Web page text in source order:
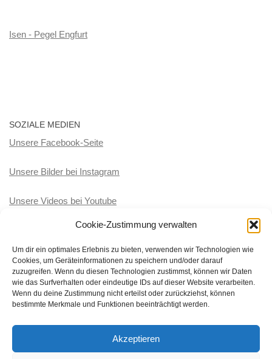
Cookie-Zustimmung verwalten
Um dir ein optimales Erlebnis zu bieten, verwenden wir Technologien wie
Cookies, um Geräteinformationen zu speichern und/oder darauf
zuzugreifen. Wenn du diesen Technologien zustimmst, können wir Daten
wie das Surfverhalten oder eindeutige IDs auf dieser Website verarbeiten.
Wenn du deine Zustimmung nicht erteilst oder zurückziehst, können
bestimmte Merkmale und Funktionen beeinträchtigt werden.
Akzeptieren
Isen - Pegel Engfurt
SOZIALE MEDIEN
Unsere Facebook-Seite
Unsere Bilder bei Instagram
Unsere Videos bei Youtube
KATEGORIEN
Kategorien
BRK-Wasserwacht Ortsgruppe Töging-Winhöring © 2026. Alle